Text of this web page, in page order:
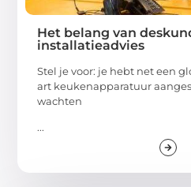
Het belang van
installatieadvies
Stel je voor: je hebt net een
art keukenapparatuur
wachten
...